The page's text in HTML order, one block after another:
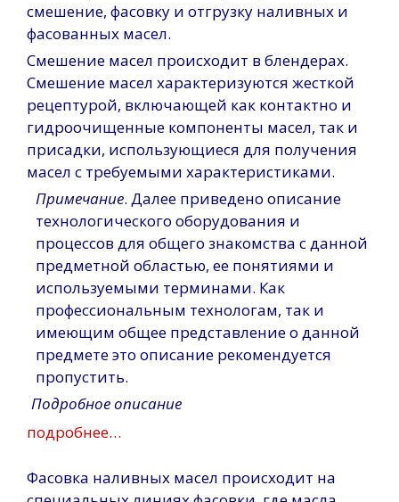
смешение, фасовку и отгрузку наливных и
фасованных масел.
Смешение масел происходит в блендерах.
Смешение масел характеризуются жесткой
рецептурой, включающей как контактно и
гидроочищенные компоненты масел, так и
присадки, использующиеся для получения
масел с требуемыми характеристиками.
Примечание. Далее приведено описание
технологического оборудования и
процессов для общего знакомства с данной
предметной областью, ее понятиями и
используемыми терминами. Как
профессиональным технологам, так и
имеющим общее представление о данной
предмете это описание рекомендуется
пропустить.
Подробное описание
подробнее…
Фасовка наливных масел происходит на